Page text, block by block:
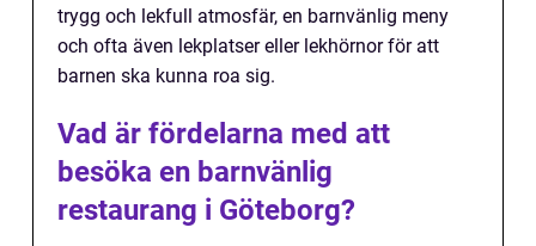
trygg och lekfull atmosfär, en barnvänlig meny
och ofta även lekplatser eller lekhörnor för att
barnen ska kunna roa sig.
Vad är fördelarna med att
besöka en barnvänlig
restaurang i Göteborg?